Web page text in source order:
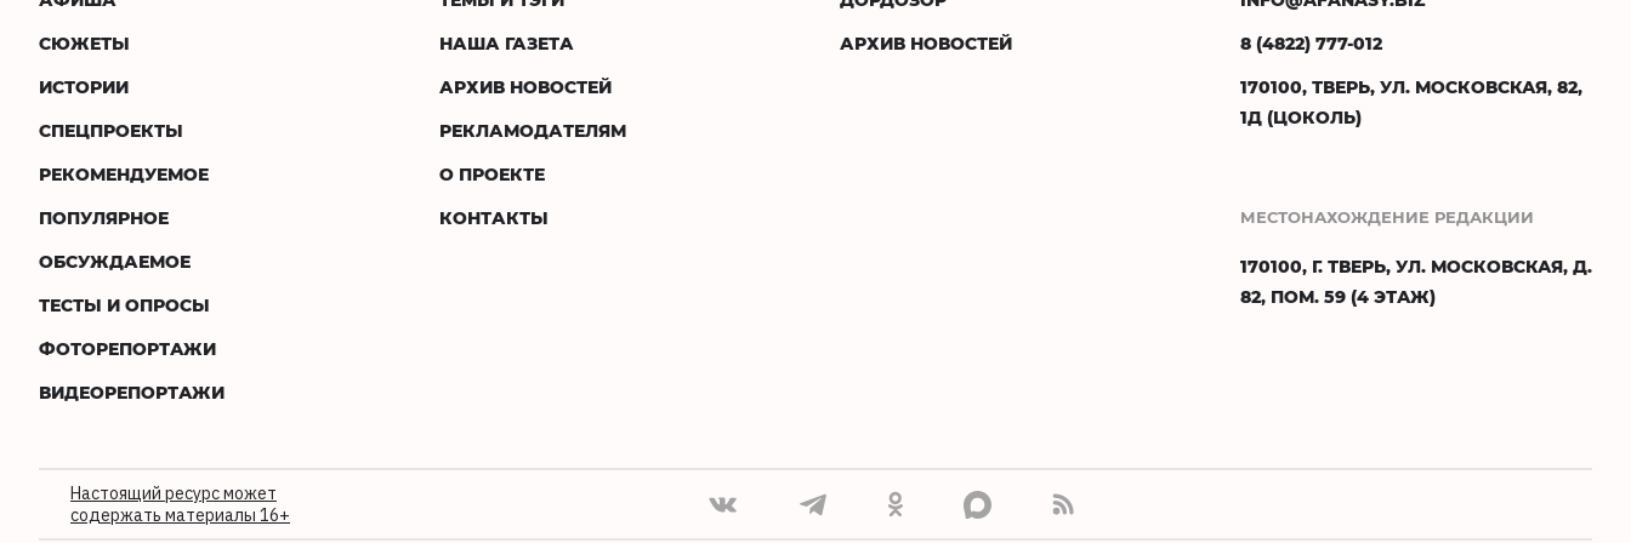
СЮЖЕТЫ
ИСТОРИИ
СПЕЦПРОЕКТЫ
РЕКОМЕНДУЕМОЕ
ПОПУЛЯРНОЕ
ОБСУЖДАЕМОЕ
ТЕСТЫ И ОПРОСЫ
ФОТОРЕПОРТАЖИ
ВИДЕОРЕПОРТАЖИ
НАША ГАЗЕТА
АРХИВ НОВОСТЕЙ
РЕКЛАМОДАТЕЛЯМ
О ПРОЕКТЕ
КОНТАКТЫ
АРХИВ НОВОСТЕЙ
8 (4822) 777-012
170100, ТВЕРЬ, УЛ. МОСКОВСКАЯ, 82,
1Д (ЦОКОЛЬ)
МЕСТОНАХОЖДЕНИЕ РЕДАКЦИИ
170100, Г. ТВЕРЬ, УЛ. МОСКОВСКАЯ, Д.
82, ПОМ. 59 (4 ЭТАЖ)
Настоящий ресурс может
содержать материалы 16+